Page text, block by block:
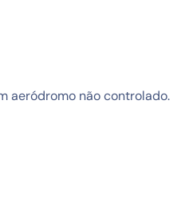
aeródromo não controlado.